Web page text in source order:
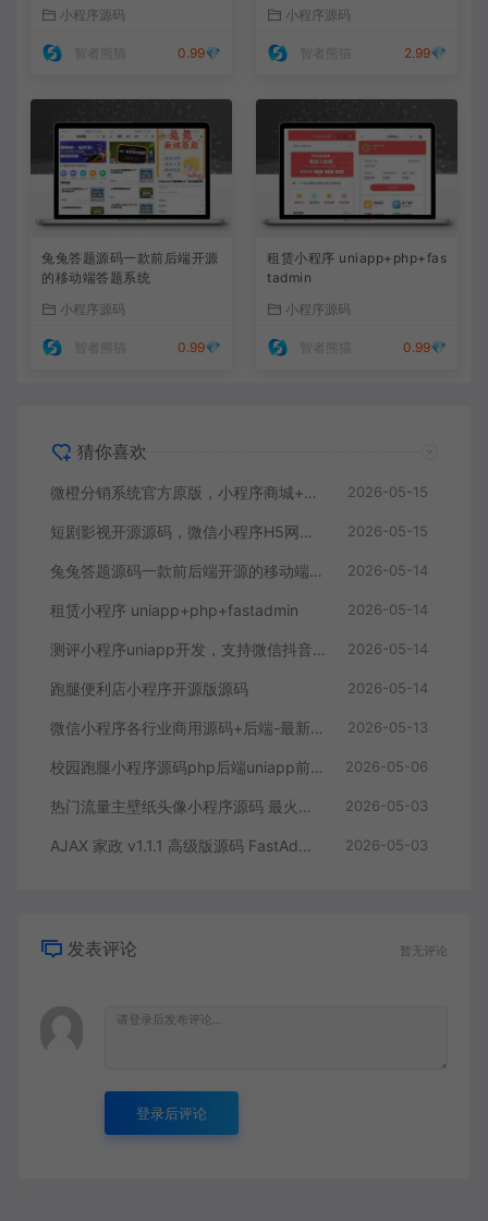
小程序源码
智者熊猫 0.99💎
小程序源码
智者熊猫 2.99💎
兔兔答题源码一款前后端开源
的移动端答题系统
小程序源码
智者熊猫 0.99💎
租赁小程序 uniapp+php+fas
tadmin
小程序源码
智者熊猫 0.99💎
猜你喜欢
微橙分销系统官方原版，小程序商城+公众号商城，全开源可任意二开 2026-05-15
短剧影视开源源码，微信小程序H5网页付费模式会员系统 2026-05-15
兔兔答题源码一款前后端开源的移动端答题系统 2026-05-14
租赁小程序 uniapp+php+fastadmin 2026-05-14
测评小程序uniapp开发，支持微信抖音小程序带云后台 2026-05-14
跑腿便利店小程序开源版源码 2026-05-14
微信小程序各行业商用源码+后端-最新700多套小程序源码打包合集 2026-05-13
校园跑腿小程序源码php后端uniapp前端，带分校模式代理后台 2026-05-06
热门流量主壁纸头像小程序源码 最火小程序源码副业小程序 2026-05-03
AJAX 家政 v1.1.1 高级版源码 FastAdmin + 微信小程序 同城预约上门服务系统 2026-05-03
发表评论 暂无评论
登录后评论